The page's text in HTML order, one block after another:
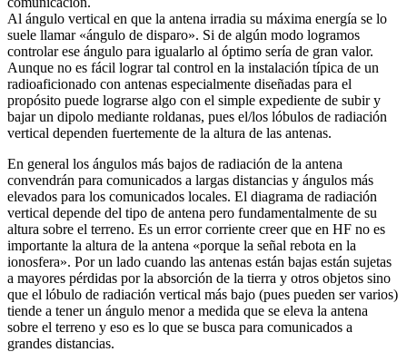
Al ángulo vertical en que la antena irradia su máxima energía se lo
suele llamar «ángulo de disparo». Si de algún modo logramos
controlar ese ángulo para igualarlo al óptimo sería de gran valor.
Aunque no es fácil lograr tal control en la instalación típica de un
radioaficionado con antenas especialmente diseñadas para el
propósito puede lograrse algo con el simple expediente de subir y
bajar un dipolo mediante roldanas, pues el/los lóbulos de radiación
vertical dependen fuertemente de la altura de las antenas.
En general los ángulos más bajos de radiación de la antena
convendrán para comunicados a largas distancias y ángulos más
elevados para los comunicados locales. El diagrama de radiación
vertical depende del tipo de antena pero fundamentalmente de su
altura sobre el terreno. Es un error corriente creer que en HF no es
importante la altura de la antena «porque la señal rebota en la
ionosfera». Por un lado cuando las antenas están bajas están sujetas
a mayores pérdidas por la absorción de la tierra y otros objetos sino
que el lóbulo de radiación vertical más bajo (pues pueden ser varios)
tiende a tener un ángulo menor a medida que se eleva la antena
sobre el terreno y eso es lo que se busca para comunicados a
grandes distancias.